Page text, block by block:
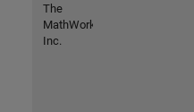
The
MathWorks,
Inc.